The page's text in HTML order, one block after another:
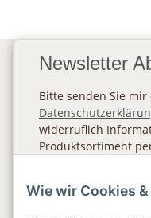
Newsletter
Bitte senden Sie
widerruflich
Produktsortiment
Wie wir Cookies